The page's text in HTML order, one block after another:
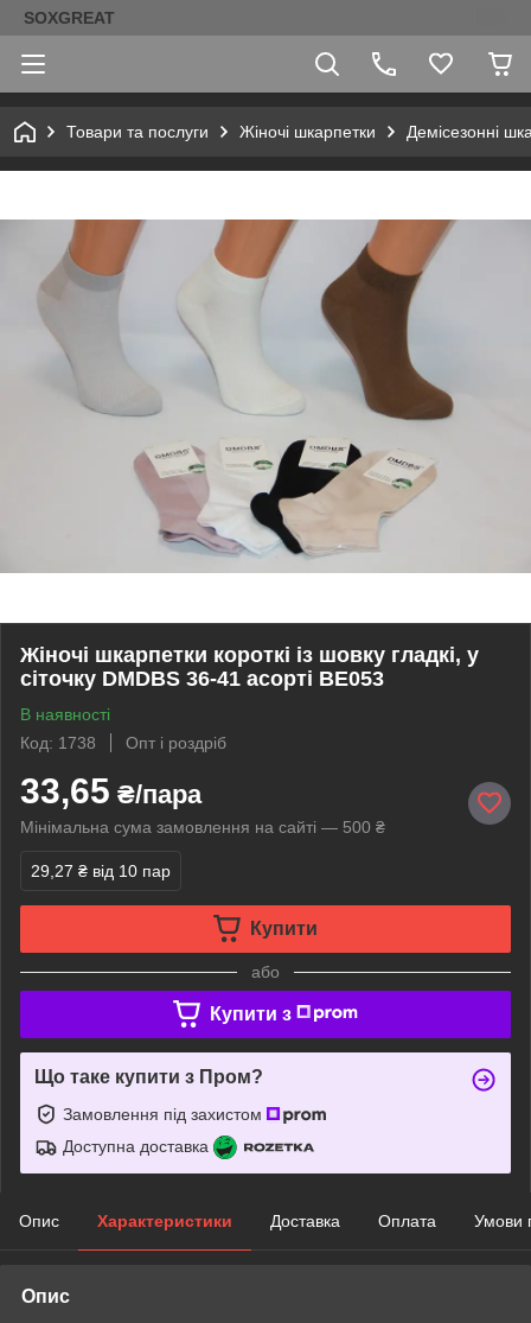
SOXGREAT
Товари та послуги Жіночі шкарпетки Демісезонні
Жіночі шкарпетки короткі із шовку гладкі, у
сіточку DMDBS 36-41 асорті ВЕ053
В наявності
Код: 1738
Опт і роздріб
33,65 ₴/пара
Мінімальна сума замовлення на сайті — 500 ₴
29,27 ₴ від 10 пар
Купити
або
Купити з
Що таке купити з Пром?
Замовлення під захистом
Доступна доставка
Опис Характеристики Доставка Оплата Умови
Опис